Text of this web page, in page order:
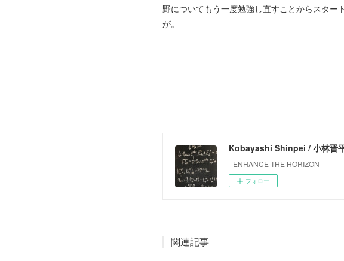
野についてもう一度勉強し直すことからスタ
が。
Kobayashi Shinpei / 小林晋
- ENHANCE THE HORIZON -
フォロー
関連記事